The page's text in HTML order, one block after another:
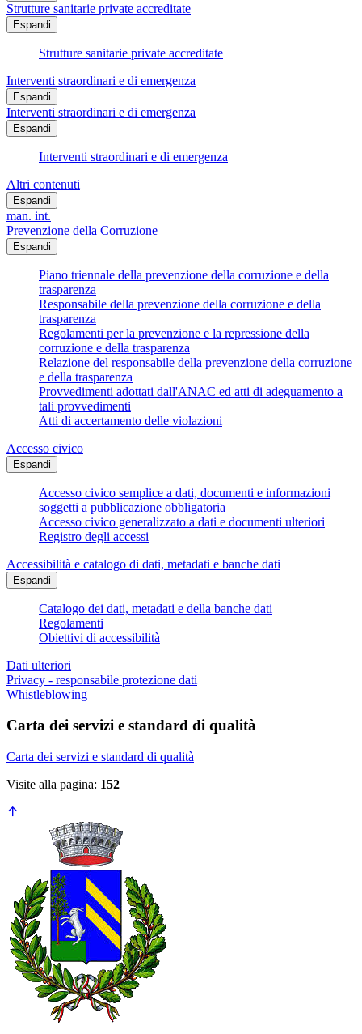
Strutture sanitarie private accreditate
Espandi
Strutture sanitarie private accreditate
Interventi straordinari e di emergenza
Espandi
Interventi straordinari e di emergenza
Espandi
Interventi straordinari e di emergenza
Altri contenuti
Espandi
man. int.
Prevenzione della Corruzione
Espandi
Piano triennale della prevenzione della corruzione e della
trasparenza
Responsabile della prevenzione della corruzione e della
trasparenza
Regolamenti per la prevenzione e la repressione della
corruzione e della trasparenza
Relazione del responsabile della prevenzione della corruzione
e della trasparenza
Provvedimenti adottati dall'ANAC ed atti di adeguamento a
tali provvedimenti
Atti di accertamento delle violazioni
Accesso civico
Espandi
Accesso civico semplice a dati, documenti e informazioni
soggetti a pubblicazione obbligatoria
Accesso civico generalizzato a dati e documenti ulteriori
Registro degli accessi
Accessibilità e catalogo di dati, metadati e banche dati
Espandi
Catalogo dei dati, metadati e della banche dati
Regolamenti
Obiettivi di accessibilità
Dati ulteriori
Privacy - responsabile protezione dati
Whistleblowing
Carta dei servizi e standard di qualità
Carta dei servizi e standard di qualità
Visite alla pagina: 152